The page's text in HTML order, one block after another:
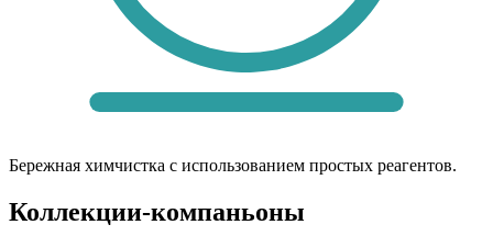
Бережная химчистка с использованием простых реагентов.
Коллекции-компаньоны